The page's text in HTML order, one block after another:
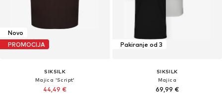
Novo
PROMOCIJA
SIKSILK
Majica 'Script'
44,49 €
Pakiranje od 3
SIKSILK
Majica
69,99 €